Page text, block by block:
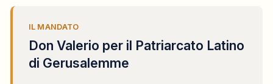
IL MANDATO
Don Valerio per il Patriarcato Latino
di Gerusalemme